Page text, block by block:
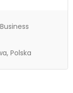
Polska